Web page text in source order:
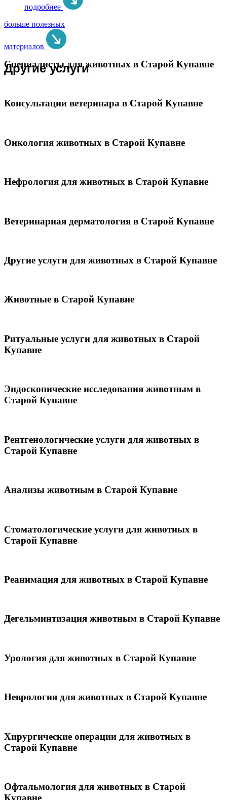
подробнее
больше полезных
материалов
Другие услуги
Специалисты для животных в Старой Купавне
Консультации ветеринара в Старой Купавне
Онкология животных в Старой Купавне
Нефрология для животных в Старой Купавне
Ветеринарная дерматология в Старой Купавне
Другие услуги для животных в Старой Купавне
Животные в Старой Купавне
Ритуальные услуги для животных в Старой
Купавне
Эндоскопические исследования животным в
Старой Купавне
Рентгенологические услуги для животных в
Старой Купавне
Анализы животным в Старой Купавне
Стоматологические услуги для животных в
Старой Купавне
Реанимация для животных в Старой Купавне
Дегельминтизация животным в Старой Купавне
Урология для животных в Старой Купавне
Неврология для животных в Старой Купавне
Хирургические операции для животных в
Старой Купавне
Офтальмология для животных в Старой
Купавне